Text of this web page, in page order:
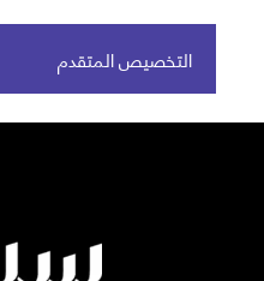
التخصيص المتقدم